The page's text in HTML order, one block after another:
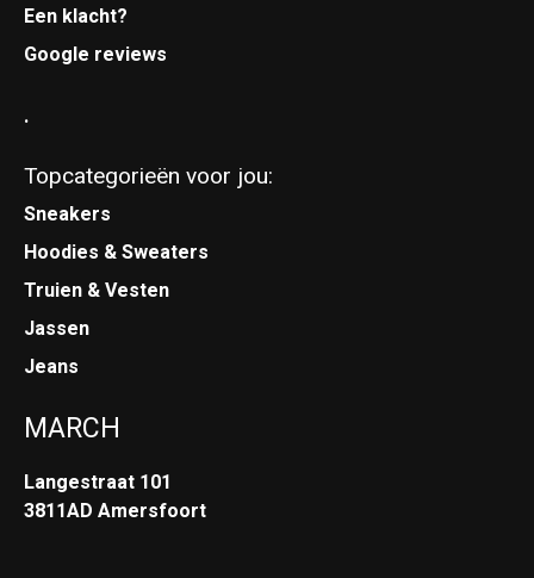
Een klacht?
Google reviews
.
Topcategorieën voor jou:
Sneakers
Hoodies & Sweaters
Truien & Vesten
Jassen
Jeans
MARCH
Langestraat 101
3811AD Amersfoort